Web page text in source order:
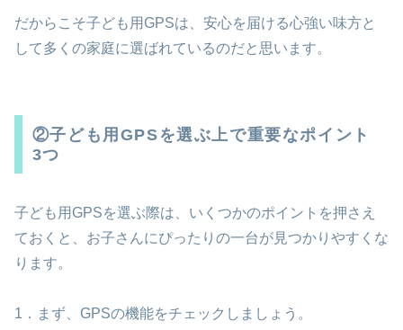
だからこそ子ども用GPSは、安心を届ける心強い味方と
して多くの家庭に選ばれているのだと思います。
②子ども用GPSを選ぶ上で重要なポイント
3つ
子ども用GPSを選ぶ際は、いくつかのポイントを押さえ
ておくと、お子さんにぴったりの一台が見つかりやすくな
ります。
1．まず、GPSの機能をチェックしましょう。